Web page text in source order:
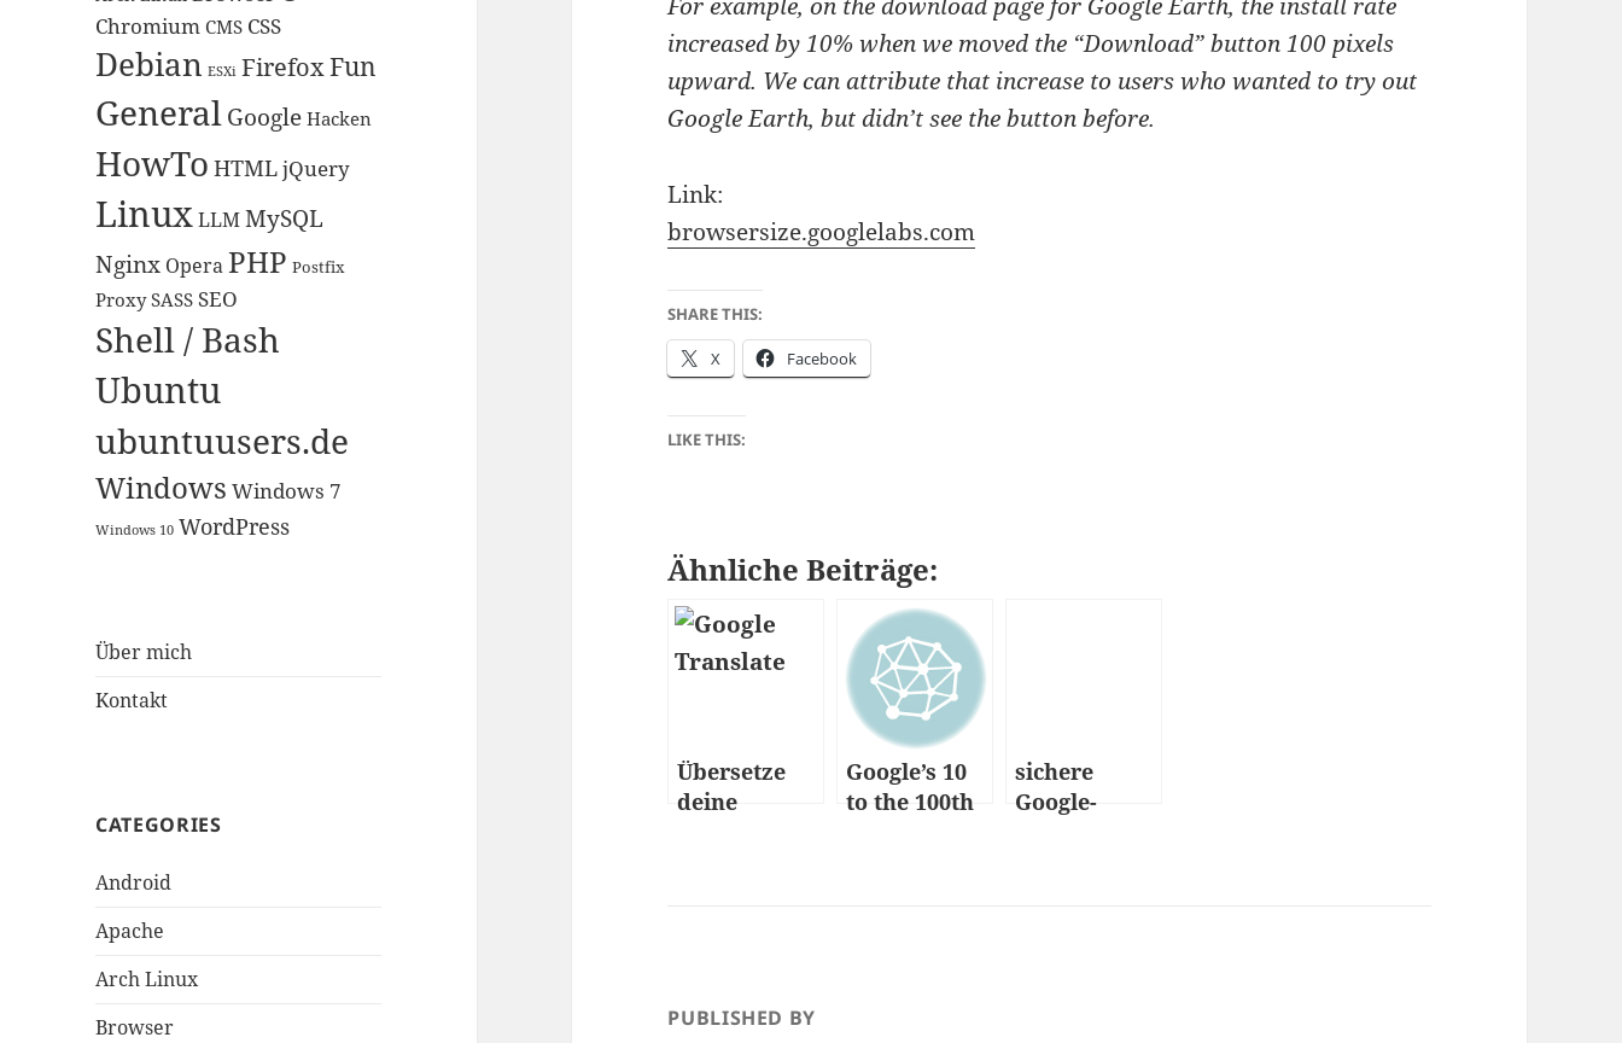
Chromium CMS CSS
Debian ESXi FirefoxFun
GeneralGoogle Hacken
HowTo HTMLjQuery
LinuxLLMMySQL
Nginx Opera PHP Postfix
Proxy SASS SEO
Shell / Bash
Ubuntu
ubuntuusers.de
Windows Windows 7
Windows 10 WordPress
Über mich
Kontakt
CATEGORIES
Android
Apache
Arch Linux
Browser
increased by 10% when we moved the “Download” button 100 pixels
upward. We can attribute that increase to users who wanted to try out
Google Earth, but didn’t see the button before.
Link:
browsersize.googlelabs.com
SHARE THIS:
X Facebook
LIKE THIS:
Ähnliche Beiträge:
Übersetze
deine
Google’s 10
to the 100th
sichere
Google-
PUBLISHED BY